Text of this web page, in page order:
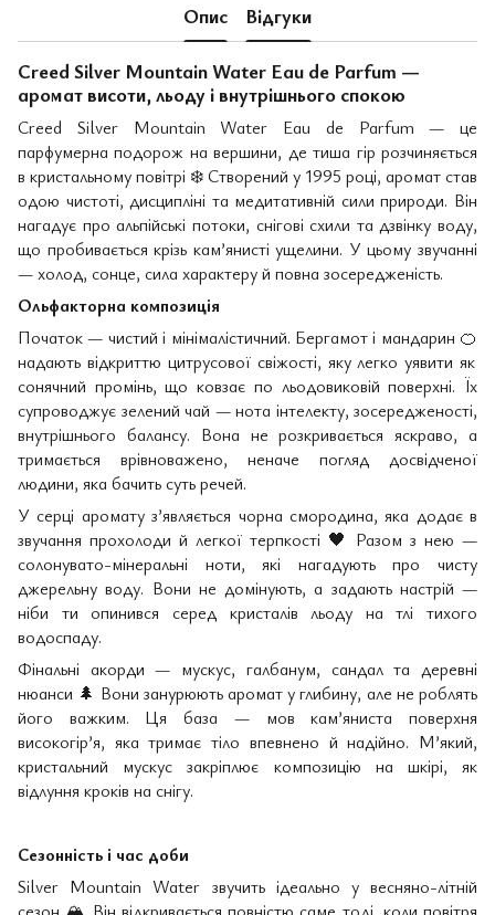
Опис Відгуки
Creed Silver Mountain Water Eau de Parfum —
аромат висоти, льоду і внутрішнього спокою
Creed Silver Mountain Water Eau de Parfum — це
парфумерна подорож на вершини, де тиша гір розчиняється
в кристальному повітрі ❄️ Створений у 1995 році, аромат став
одою чистоті, дисципліні та медитативній сили природи. Він
нагадує про альпійські потоки, снігові схили та дзвінку воду,
що пробивається крізь кам’янисті ущелини. У цьому звучанні
— холод, сонце, сила характеру й повна зосередженість.
Ольфакторна композиція
Початок — чистий і мінімалістичний. Бергамот і мандарин 🍊
надають відкриттю цитрусової свіжості, яку легко уявити як
сонячний промінь, що ковзає по льодовиковій поверхні. Їх
супроводжує зелений чай — нота інтелекту, зосередженості,
внутрішнього балансу. Вона не розкривається яскраво, а
тримається врівноважено, неначе погляд досвідченої
людини, яка бачить суть речей.
У серці аромату з’являється чорна смородина, яка додає в
звучання прохолоди й легкої терпкості 🖤 Разом з нею —
солонувато-мінеральні ноти, які нагадують про чисту
джерельну воду. Вони не домінують, а задають настрій —
ніби ти опинився серед кристалів льоду на тлі тихого
водоспаду.
Фінальні акорди — мускус, галбанум, сандал та деревні
нюанси 🌲 Вони занурюють аромат у глибину, але не роблять
його важким. Ця база — мов кам’яниста поверхня
високогір’я, яка тримає тіло впевнено й надійно. М’який,
кристальний мускус закріплює композицію на шкірі, як
відлуння кроків на снігу.
Сезонність і час доби
Silver Mountain Water звучить ідеально у весняно-літній